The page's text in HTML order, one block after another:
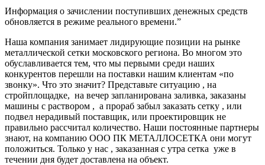
Информация о зачислении поступивших денежных средств
обновляется в режиме реального времени.”
Наша компания занимает лидирующие позиции на рынке
металлической сетки московского региона. Во многом это
обуславливается тем, что мы первыми среди наших
конкурентов перешли на поставки нашим клиентам «по
звонку». Что это значит? Представьте ситуацию , на
стройплощадке, на вечер запланирована заливка, заказаны
машины с раствором , а прораб забыл заказать сетку , или
подвел нерадивый поставщик, или проектировщик не
правильно рассчитал количество. Наши постоянные партнеры
знают, на компанию ООО ПК МЕТАЛЛОСЕТКА они могут
положиться. Только у нас , заказанная с утра сетка уже в
течении дня будет доставлена на объект.